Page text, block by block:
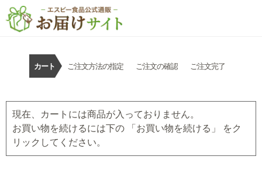
カート ご注文方法の指定 ご注文の確認 ご注文完了
現在、カートには商品が入っておりません。
お買い物を続けるには下の 「お買い物を続ける」 をク
リックしてください。